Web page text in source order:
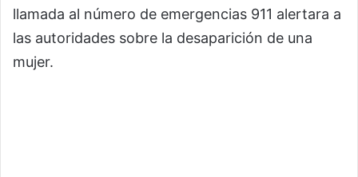
llamada al número de emergencias 911 alertara a
las autoridades sobre la desaparición de una
mujer.